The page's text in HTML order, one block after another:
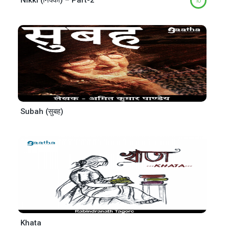
Subah (सुबह)
Khata